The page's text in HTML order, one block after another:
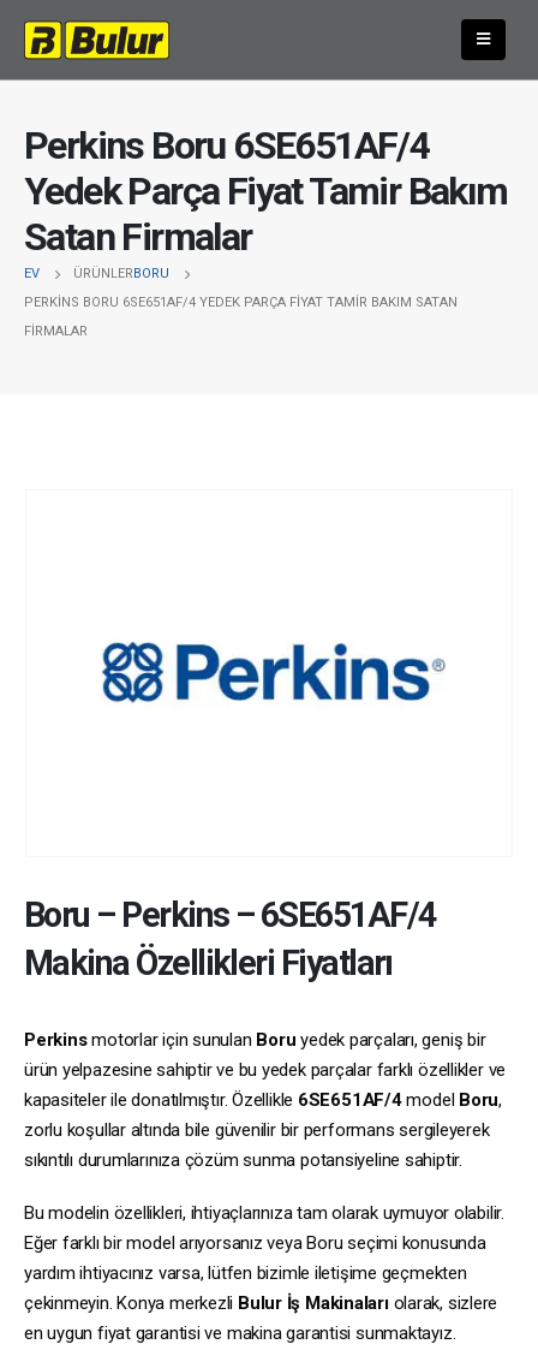
Perkins Boru 6SE651AF/4
Yedek Parça Fiyat Tamir Bakım
Satan Firmalar
EV ÜRÜNLERBORU
PERKINS BORU 6SE651AF/4 YEDEK PARÇA FIYAT TAMIR BAKIM SATAN
FIRMALAR
Boru – Perkins–6SE651AF/4
Makina Özellikleri Fiyatları
Perkinsmotorlar için sunulan Boru yedek parçaları, geniş bir
ürün yelpazesine sahiptir ve bu yedek parçalar farklı özellikler ve
kapasiteler ile donatılmıştır. Özellikle 6SE651AF/4model Boru,
zorlu koşullar altında bile güvenilir bir performans sergileyerek
sıkıntılı durumlarınıza çözüm sunma potansiyeline sahiptir.
Bu modelin özellikleri, ihtiyaçlarınıza tam olarak uymuyor olabilir.
Eğer farklı bir model arıyorsanız veya Boru seçimi konusunda
yardım ihtiyacınız varsa, lütfen bizimle iletişime geçmekten
çekinmeyin. Konya merkezli Bulur İş Makinalarıolarak, sizlere
en uygun fiyat garantisi ve makina garantisi sunmaktayız.